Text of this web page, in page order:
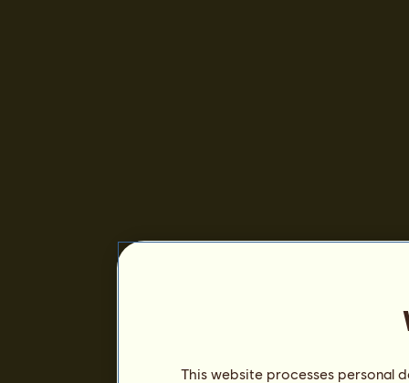
This website processes personal